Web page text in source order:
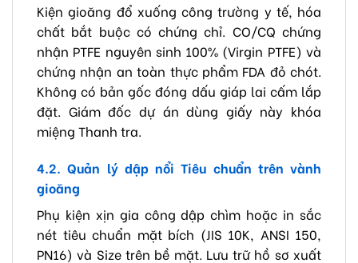
Kiện gioăng đổ xuống công trường y tế, hóa
chất bắt buộc có chứng chỉ. CO/CQ chứng
nhận PTFE nguyên sinh 100% (Virgin PTFE) và
chứng nhận an toàn thực phẩm FDA đỏ chót.
Không có bản gốc đóng dấu giáp lai cấm lắp
đặt. Giám đốc dự án dùng giấy này khóa
miệng Thanh tra.
4.2. Quản lý dập nổi Tiêu chuẩn trên vành
gioăng
Phụ kiện xịn gia công dập chìm hoặc in sắc
nét tiêu chuẩn mặt bích (JIS 10K, ANSI 150,
PN16) và Size trên bề mặt. Lưu trữ hồ sơ xuất